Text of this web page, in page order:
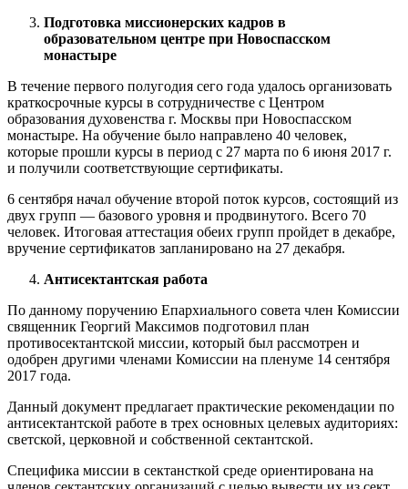
Подготовка миссионерских кадров в
образовательном центре при Новоспасском
монастыре
В течение первого полугодия сего года удалось организовать
краткосрочные курсы в сотрудничестве с Центром
образования духовенства г. Москвы при Новоспасском
монастыре. На обучение было направлено 40 человек,
которые прошли курсы в период с 27 марта по 6 июня 2017 г.
и получили соответствующие сертификаты.
6 сентября начал обучение второй поток курсов, состоящий из
двух групп ― базового уровня и продвинутого. Всего 70
человек. Итоговая аттестация обеих групп пройдет в декабре,
вручение сертификатов запланировано на 27 декабря.
Антисектантская работа
По данному поручению Епархиального совета член Комиссии
священник Георгий Максимов подготовил план
противосектантской миссии, который был рассмотрен и
одобрен другими членами Комиссии на пленуме 14 сентября
2017 года.
Данный документ предлагает практические рекомендации по
антисектантской работе в трех основных целевых аудиториях:
светской, церковной и собственной сектантской.
Специфика миссии в сектансткой среде ориентирована на